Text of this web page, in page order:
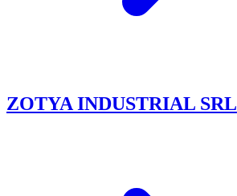
ZOTYA INDUSTRIAL SRL